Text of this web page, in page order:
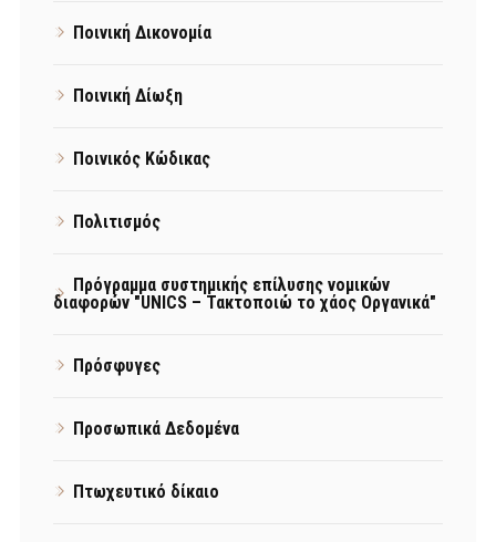
Ποινική Δικονομία
Ποινική Δίωξη
Ποινικός Κώδικας
Πολιτισμός
Πρόγραμμα συστημικής επίλυσης νομικών
διαφορών "UNICS – Τακτοποιώ το χάος Οργανικά"
Πρόσφυγες
Προσωπικά Δεδομένα
Πτωχευτικό δίκαιο